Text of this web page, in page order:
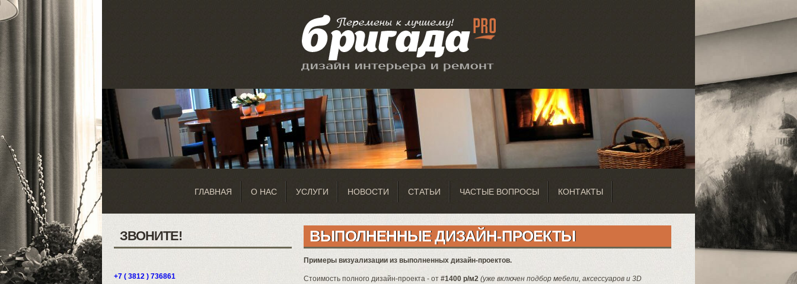
ГЛАВНАЯ О НАС УСЛУГИ НОВОСТИ СТАТЬИ ЧАСТЫЕ ВОПРОСЫ КОНТАКТЫ
ЗВОНИТЕ!
+7 ( 3812 ) 736861
ВЫПОЛНЕННЫЕ ДИЗАЙН-ПРОЕКТЫ
Примеры визуализации из выполненных дизайн-проектов.
Стоимость полного дизайн-проекта - от #1400 р/м2 (уже включен подбор мебели, аксессуаров и 3D